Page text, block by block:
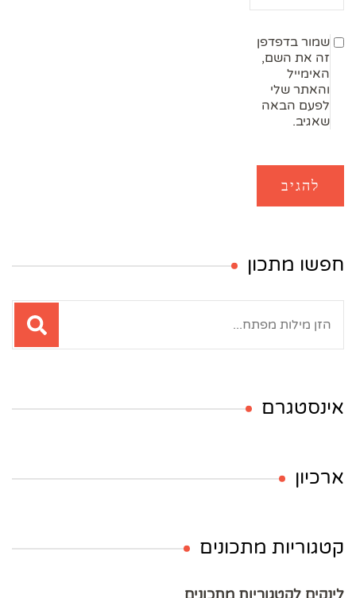
שמור בדפדפן
זה את השם,
האימייל
והאתר שלי
לפעם הבאה
שאגיב.
חפשו מתכון
אינסטגרם
ארכיון
קטגוריות מתכונים